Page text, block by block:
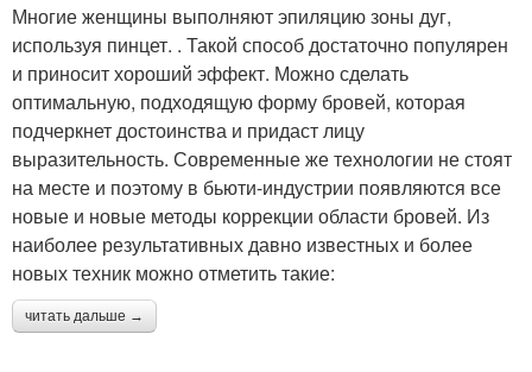
Многие женщины выполняют эпиляцию зоны дуг,
используя пинцет. . Такой способ достаточно популярен
и приносит хороший эффект. Можно сделать
оптимальную, подходящую форму бровей, которая
подчеркнет достоинства и придаст лицу
выразительность. Современные же технологии не стоят
на месте и поэтому в бьюти-индустрии появляются все
новые и новые методы коррекции области бровей. Из
наиболее результативных давно известных и более
новых техник можно отметить такие:
читать дальше →